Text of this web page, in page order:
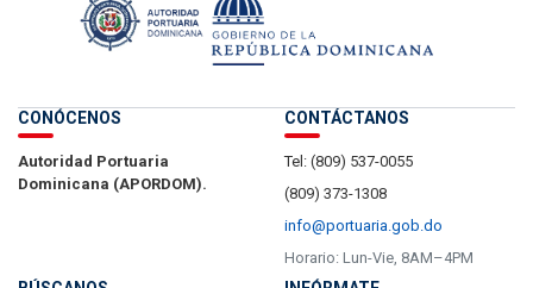
CONÓCENOS
Autoridad Portuaria
Dominicana (APORDOM).
CONTÁCTANOS
Tel: (809) 537-0055
(809) 373-1308
info@portuaria.gob.do
Horario: Lun-Vie, 8AM–4PM